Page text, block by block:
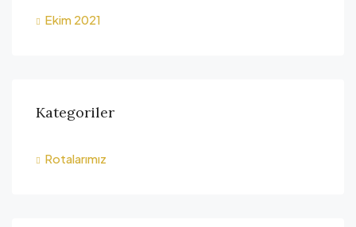
Ekim 2021
Kategoriler
Rotalarımız